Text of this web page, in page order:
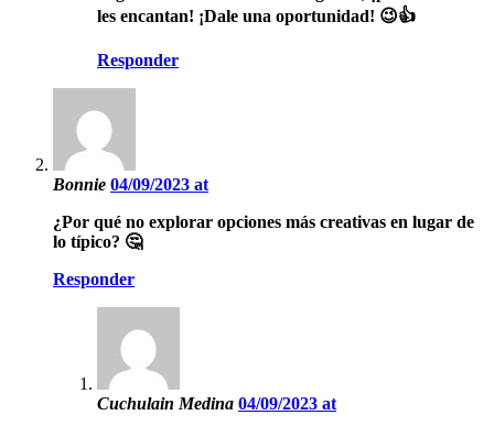
les encantan! ¡Dale una oportunidad! 😉👍
Responder
Bonnie 04/09/2023 at
¿Por qué no explorar opciones más creativas en lugar de
lo típico? 🤔
Responder
Cuchulain Medina 04/09/2023 at